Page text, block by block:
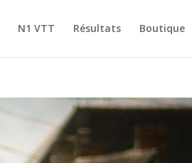
N1 VTT Résultats Boutique